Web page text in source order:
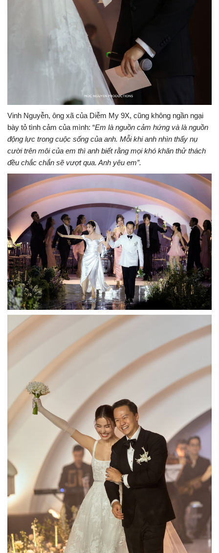
Vinh Nguyễn, ông xã của Diễm My 9X, cũng không ngần ngại
bày tỏ tình cảm của mình: “Em là nguồn cảm hứng và là nguồn
động lực trong cuộc sống của anh. Mỗi khi anh nhìn thấy nụ
cười trên môi của em thì anh biết rằng mọi khó khăn thử thách
đều chắc chắn sẽ vượt qua. Anh yêu em”.